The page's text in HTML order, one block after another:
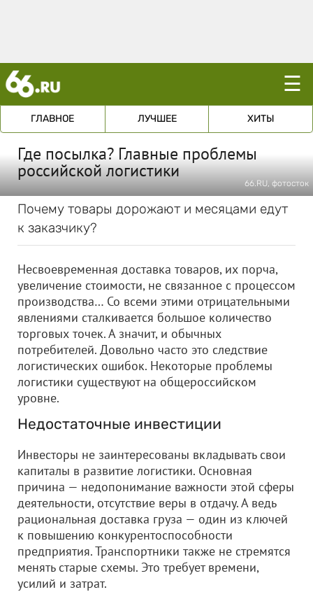
☰
ГЛАВНОЕ ЛУЧШЕЕ ХИТЫ
Где посылка? Главные проблемы
российской логистики
66.RU, фотосток
Почему товары дорожают и месяцами едут
к заказчику?
Несвоевременная доставка товаров, их порча,
увеличение стоимости, не связанное с процессом
производства… Со всеми этими отрицательными
явлениями сталкивается большое количество
торговых точек. А значит, и обычных
потребителей. Довольно часто это следствие
логистических ошибок. Некоторые проблемы
логистики существуют на общероссийском
уровне.
Недостаточные инвестиции
Инвесторы не заинтересованы вкладывать свои
капиталы в развитие логистики. Основная
причина — недопонимание важности этой сферы
деятельности, отсутствие веры в отдачу. А ведь
рациональная доставка груза — один из ключей
к повышению конкурентоспособности
предприятия. Транспортники также не стремятся
менять старые схемы. Это требует времени,
усилий и затрат.